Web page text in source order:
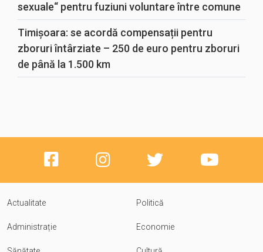
sexuale“ pentru fuziuni voluntare între comune
Timișoara: se acordă compensații pentru
zboruri întârziate – 250 de euro pentru zboruri
de până la 1.500 km
Actualitate Politică
Administrație Economie